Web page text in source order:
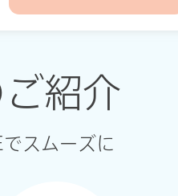
紹介
スムーズに